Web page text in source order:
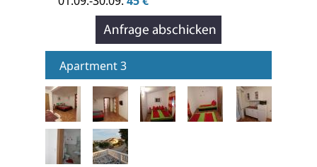
Apartment 3